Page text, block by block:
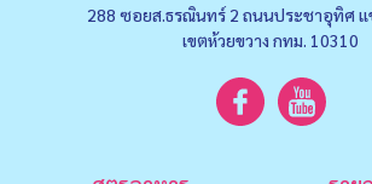
288 ซอยส.ธรณินทร์ 2 ถนนประชาอุทิศ แ
เขตห้วยขวาง กทม. 10310